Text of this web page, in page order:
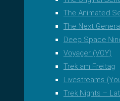
The Animated
The Next
Deep Space
Voyager (VOY)
Trek am Freitag
Livestreams
Trek Nights –